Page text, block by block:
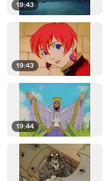
19:43
19:43
19:44